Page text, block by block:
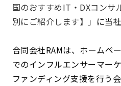
国のおすすめIT・DXコンサ
別にご紹介します】」に当
合同会社RAMは、ホームペ
でのインフルエンサーマー
ファンディング支援を行う会